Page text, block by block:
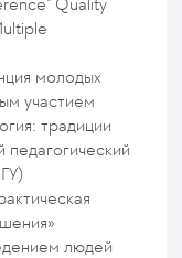
молодых
участием
традиции
людей